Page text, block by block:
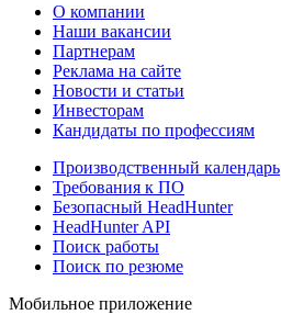
О компании
Наши вакансии
Партнерам
Реклама на сайте
Новости и статьи
Инвесторам
Кандидаты по профессиям
Производственный календарь
Требования к ПО
Безопасный HeadHunter
HeadHunter API
Поиск работы
Поиск по резюме
Мобильное приложение